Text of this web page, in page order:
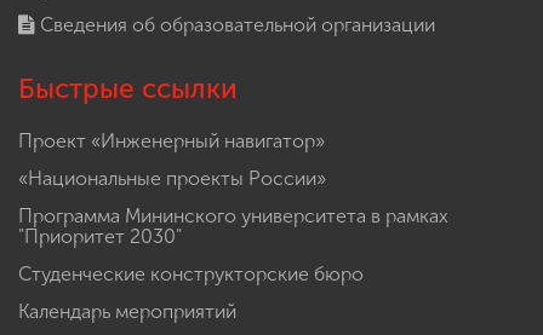
Сведения об образовательной организации
Быстрые ссылки
Проект «Инженерный навигатор»
«Национальные проекты России»
Программа Мининского университета в рамках
"Приоритет 2030"
Студенческие конструкторские бюро
Календарь мероприятий